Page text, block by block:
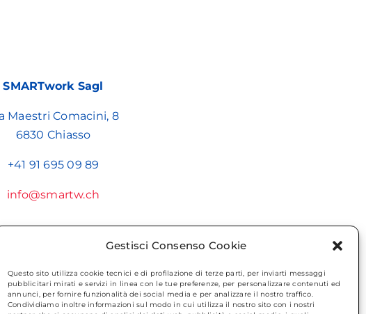
Gestisci Consenso Cookie
Questo sito utilizza cookie tecnici e di profilazione di terze parti, per inviarti messaggi
pubblicitari mirati e servizi in linea con le tue preferenze, per personalizzare contenuti ed
annunci, per fornire funzionalità dei social media e per analizzare il nostro traffico.
Condividiamo inoltre informazioni sul modo in cui utilizza il nostro sito con i nostri
SMARTwork Sagl
Maestri Comacini, 8
6830 Chiasso
+41 91 695 09 89
info@smartw.ch